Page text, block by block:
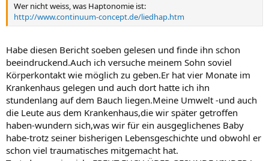
Wer nicht weiss, was Haptonomie ist:
http://www.continuum-concept.de/liedhap.htm
Habe diesen Bericht soeben gelesen und finde ihn schon
beeindruckend.Auch ich versuche meinem Sohn soviel
Körperkontakt wie möglich zu geben.Er hat vier Monate im
Krankenhaus gelegen und auch dort hatte ich ihn
stundenlang auf dem Bauch liegen.Meine Umwelt -und auch
die Leute aus dem Krankenhaus,die wir später getroffen
haben-wundern sich,was wir für ein ausgeglichenes Baby
habe-trotz seiner bisherigen Lebensgeschichte und obwohl er
schon viel traumatisches mitgemacht hat.